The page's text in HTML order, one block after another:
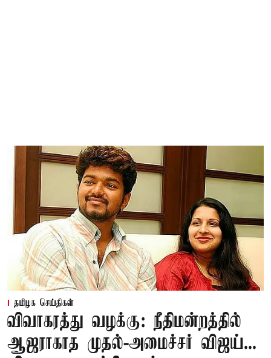
தமிழக செய்திகள்
விவாகரத்து வழக்கு: நீதிமன்றத்தில்
ஆஜராகாத முதல்-அமைச்சர் விஜய்...